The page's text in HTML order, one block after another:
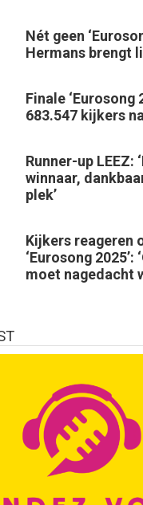
Nét geen
Hermans brengt
Finale ‘Eurosong
683.547 kijkers
Runner-up LEEZ:
winnaar,
plek’
Kijkers reageren
‘Eurosong 2025’:
moet nagedacht